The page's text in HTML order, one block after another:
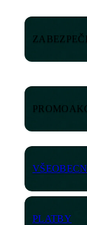
PLATBY